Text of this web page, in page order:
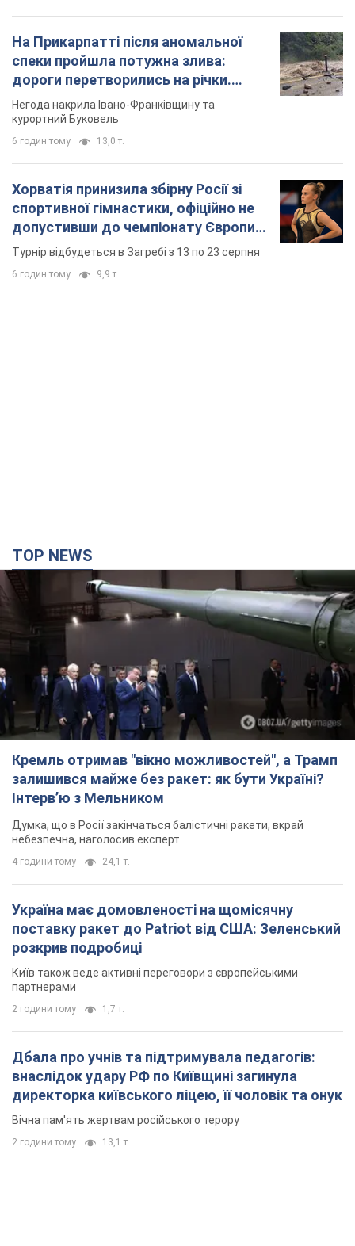
На Прикарпатті після аномальної
спеки пройшла потужна злива:
дороги перетворились на річки.
Відео
Негода накрила Івано-Франківщину та
курортний Буковель
6 годин тому 13,0 т.
Хорватія принизила збірну Росії зі
спортивної гімнастики, офіційно не
допустивши до чемпіонату Європи
основних спортсменів
Турнір відбудеться в Загребі з 13 по 23 серпня
6 годин тому 9,9 т.
TOP NEWS
Кремль отримав "вікно можливостей", а Трамп
залишився майже без ракет: як бути Україні?
Інтерв’ю з Мельником
Думка, що в Росії закінчаться балістичні ракети, вкрай
небезпечна, наголосив експерт
4 години тому 24,1 т.
Україна має домовленості на щомісячну
поставку ракет до Patriot від США: Зеленський
розкрив подробиці
Київ також веде активні переговори з європейськими
партнерами
2 години тому 1,7 т.
Дбала про учнів та підтримувала педагогів:
внаслідок удару РФ по Київщині загинула
директорка київського ліцею, її чоловік та онук
Вічна пам'ять жертвам російського терору
2 години тому 13,1 т.